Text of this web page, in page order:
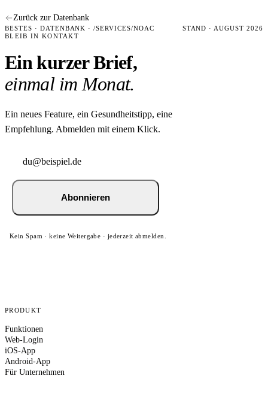
Zurück zur Datenbank
BESTES · DATENBANK · /SERVICES/NOAC
STAND · AUGUST 2026
BLEIB IN KONTAKT
Ein kurzer Brief,
einmal im Monat.
Ein neues Feature, ein Gesundheitstipp, eine
Empfehlung. Abmelden mit einem Klick.
Abonnieren
Kein Spam · keine Weitergabe · jederzeit abmelden.
PRODUKT
Funktionen
Web-Login
iOS-App
Android-App
Für Unternehmen